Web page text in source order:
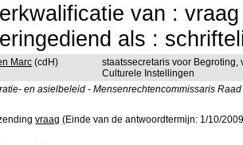
van :
als :
Marc (cdH)
staatssecretaris voor
Culturele Instellingen
en asielbeleid - Mensenrechtencommissaris
vraag (Einde van de antwoordtermijn: 1/10/